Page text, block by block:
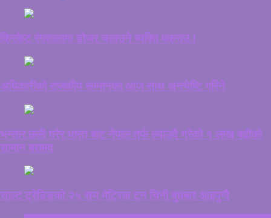
क्रिकेट रंगशालामा डोजर चलाउने व्यक्ति पक्राउ !
अधिकारीको राजकीय सम्मानका आज साथ अन्त्येष्टि गरिने
भन्सार छली गरेर भारत बाट नेपाल तर्फ ल्याउदै गरेको १ लाख बढीको
सामान बरामद
साल्ट ट्रेडिङको २५ सय मेट्रिक टन चिनी बुधबार आइपुग्दै